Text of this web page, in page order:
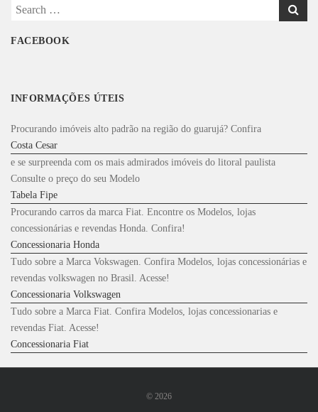
Search
FACEBOOK
INFORMAÇÕES ÚTEIS
Procurando imóveis alto padrão na região do guarujá? Confira
Costa Cesar
e se surpreenda com os mais admirados imóveis do litoral paulista
Consulte o preço do seu Modelo
Tabela Fipe
Procurando carros da marca Fiat. Encontre os Modelos, lojas
concessionárias e revendas Honda. Confira!
Concessionaria Honda
Tudo sobre a Marca Vokswagen. Confira Modelos, lojas concessionárias e
revendas volkswagen no Brasil. Acesse!
Concessionaria Volkswagen
Tudo sobre a Marca Fiat. Confira Modelos, lojas concessionarias e
revendas Fiat. Acesse!
Concessionaria Fiat
© 2026